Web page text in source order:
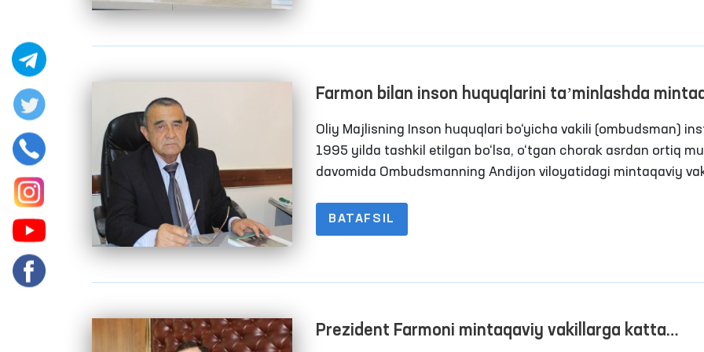
Farmon bilan inson huquqlarini taʼminlashda
vakillarning o‘rni va roli yanada oshdi
Oliy Majlisning Inson huquqlari bo‘yicha vakili (ombudsman)
1995 yilda tashkil etilgan bo‘lsa, o‘tgan chorak asrdan ortiq
davomida Ombudsmanning Andijon viloyatidagi mintaqaviy
BATAFSIL
Prezident Farmoni mintaqaviy vakillarga katta